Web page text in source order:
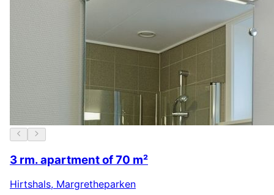
3 rm. apartment of 70 m²
Hirtshals, Margretheparken